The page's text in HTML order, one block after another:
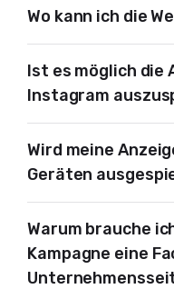
Wo kann ich die
Ist es möglich die
Instagram
Wird meine
Geräten
Warum brauche
Kampagne eine